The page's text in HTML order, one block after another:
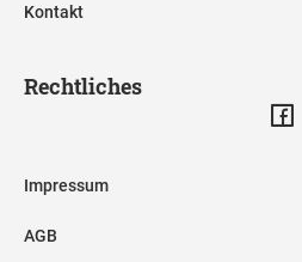
Kontakt
Rechtliches
Impressum
AGB